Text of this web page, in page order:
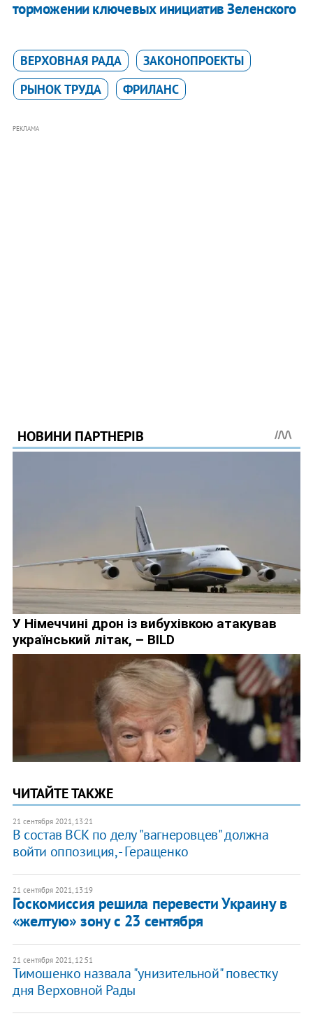
торможении ключевых инициатив Зеленского
ВЕРХОВНАЯ РАДА
ЗАКОНОПРОЕКТЫ
РЫНОК ТРУДА
ФРИЛАНС
РЕКЛАМА
ЧИТАЙТЕ ТАКЖЕ
21 сентября 2021, 13:21
В состав ВСК по делу "вагнеровцев" должна
войти оппозиция, - Геращенко
21 сентября 2021, 13:19
Госкомиссия решила перевести Украину в
«желтую» зону с 23 сентября
21 сентября 2021, 12:51
Тимошенко назвала "унизительной" повестку
дня Верховной Рады